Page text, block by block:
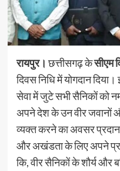
रायपुर। छत्तीसगढ़ केसीएम
दिवस निधि में योगदान
सेवा में जुटे सभी सैनिकों को
अपने देश के उन वीर जवानों
व्यक्त करने का अवसर प्रदान
और अखंडता के लिए अपने
कि, वीर सैनिकों के शौर्य